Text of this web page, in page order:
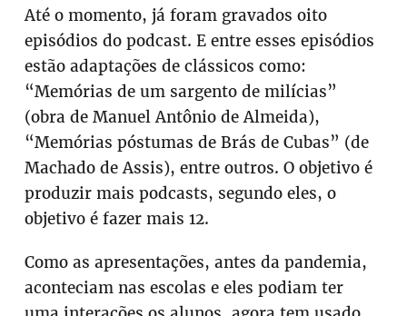
Até o momento, já foram gravados oito
episódios do podcast. E entre esses episódios
estão adaptações de clássicos como:
“Memórias de um sargento de milícias”
(obra de Manuel Antônio de Almeida),
“Memórias póstumas de Brás de Cubas” (de
Machado de Assis), entre outros. O objetivo é
produzir mais podcasts, segundo eles, o
objetivo é fazer mais 12.
Como as apresentações, antes da pandemia,
aconteciam nas escolas e eles podiam ter